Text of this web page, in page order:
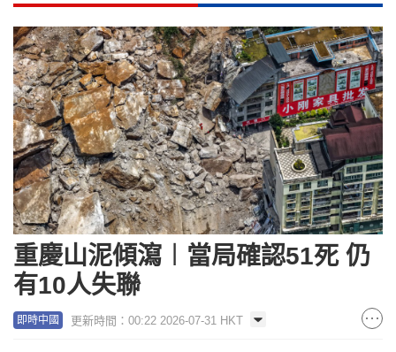
重慶山泥傾瀉︱當局確認51死 仍
有10人失聯
即時中國 更新時間：00:22 2026-07-31 HKT